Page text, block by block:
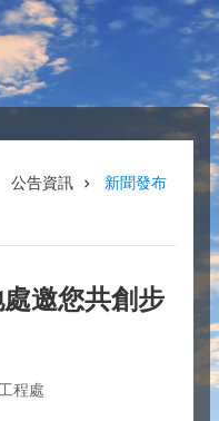
公告資訊 新聞發布
邀您共創步
程處